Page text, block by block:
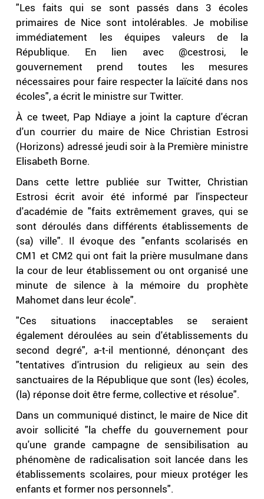
"Les faits qui se sont passés dans 3 écoles
primaires de Nice sont intolérables. Je mobilise
immédiatement les équipes valeurs de la
République. En lien avec @cestrosi, le
gouvernement prend toutes les mesures
nécessaires pour faire respecter la laïcité dans nos
écoles", a écrit le ministre sur Twitter.
À ce tweet, Pap Ndiaye a joint la capture d'écran
d'un courrier du maire de Nice Christian Estrosi
(Horizons) adressé jeudi soir à la Première ministre
Elisabeth Borne.
Dans cette lettre publiée sur Twitter, Christian
Estrosi écrit avoir été informé par l'inspecteur
d'académie de "faits extrêmement graves, qui se
sont déroulés dans différents établissements de
(sa) ville". Il évoque des "enfants scolarisés en
CM1 et CM2 qui ont fait la prière musulmane dans
la cour de leur établissement ou ont organisé une
minute de silence à la mémoire du prophète
Mahomet dans leur école".
"Ces situations inacceptables se seraient
également déroulées au sein d'établissements du
second degré", a-t-il mentionné, dénonçant des
"tentatives d'intrusion du religieux au sein des
sanctuaires de la République que sont (les) écoles,
(la) réponse doit être ferme, collective et résolue".
Dans un communiqué distinct, le maire de Nice dit
avoir sollicité "la cheffe du gouvernement pour
qu'une grande campagne de sensibilisation au
phénomène de radicalisation soit lancée dans les
établissements scolaires, pour mieux protéger les
enfants et former nos personnels".